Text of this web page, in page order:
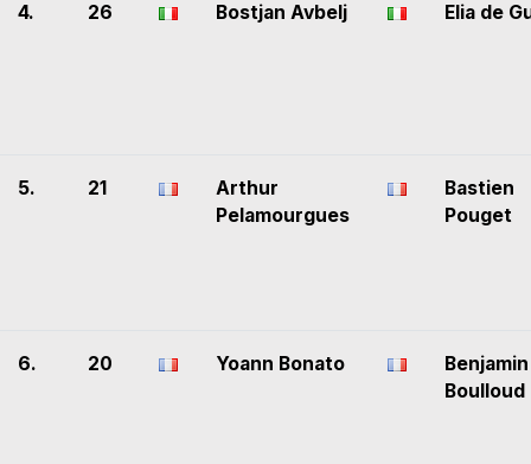
4. 26 Bostjan Avbelj Elia de
5. 21
Arthur
Pelamourgues
Bastien
Pouget
6. 20 Yoann Bonato
Benjamin
Boulloud